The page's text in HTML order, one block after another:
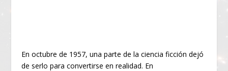
En octubre de 1957, una parte de la ciencia ficción dejó
de serlo para convertirse en realidad. En